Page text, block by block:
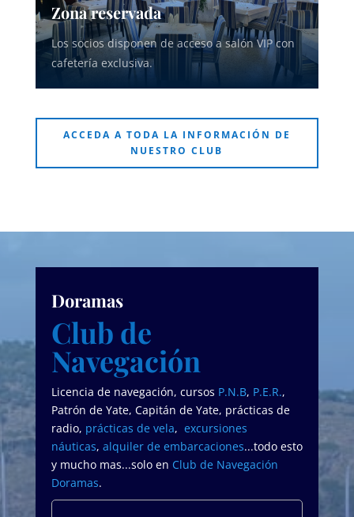
Zona reservada
Los socios disponen de acceso a salón VIP con
cafetería exclusiva.
ACCEDA A TODA LA INFORMACIÓN DE
NUESTRO CLUB
Doramas
Club de
Navegación
Licencia de navegación, cursos P.N.B, P.E.R.,
Patrón de Yate, Capitán de Yate, prácticas de
radio, prácticas de vela, excursiones
náuticas, alquiler de embarcaciones...todo esto
y mucho mas...solo en Club de Navegación
Doramas.